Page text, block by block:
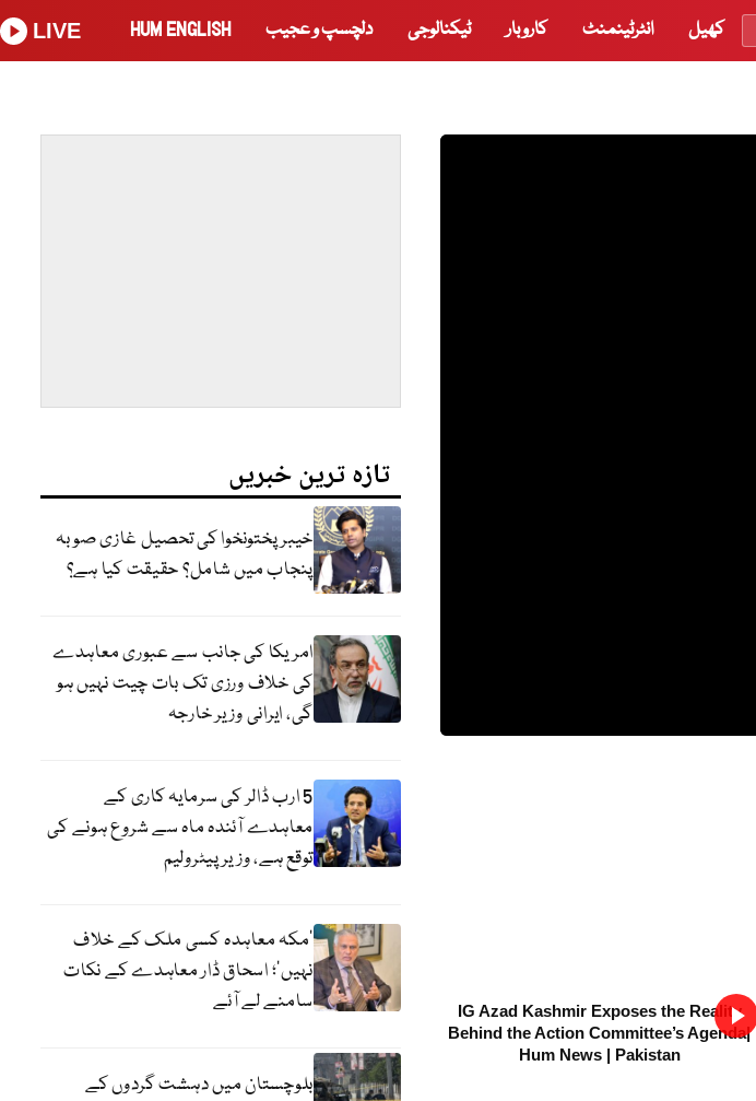
کھیل انٹرٹینمنٹ کاروبار ٹیکنالوجی دلچسپ و عجیب HUM ENGLISH
LIVE
IG Azad Kashmir Exposes the Reality
Behind the Action Committee’s Agenda|
Hum News | Pakistan
تازہ ترین خبریں
خیبر پختونخوا کی تحصیل غازی صوبہ
پنجاب میں شامل؟ حقیقت کیا ہے؟
امریکا کی جانب سے عبوری معاہدے
کی خلاف ورزی تک بات چیت نہیں ہو
گی، ایرانی وزیر خارجہ
5 ارب ڈالر کی سرمایہ کاری کے
معاہدے آئندہ ماہ سے شروع ہونے کی
توقع ہے، وزیر پیٹرولیم
‘مکہ معاہدہ کسی ملک کے خلاف
نہیں’؛ اسحاق ڈار معاہدے کے نکات
سامنے لے آئے
بلوچستان میں دہشت گردوں کے